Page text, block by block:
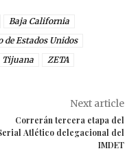
Baja California
de Estados Unidos
Tijuana ZETA
Next article
Correrán tercera etapa del
Atlético delegacional del
IMDET